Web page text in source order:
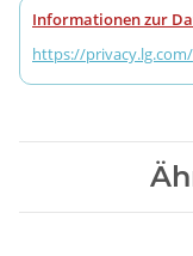
Informationen zur
https://privacy.lg.com/